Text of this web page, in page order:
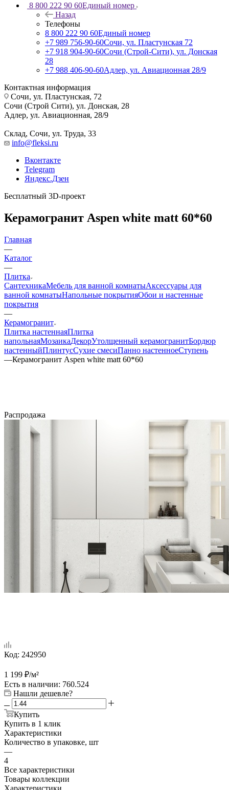
8 800 222 90 60Единый номер
Назад
Телефоны
8 800 222 90 60Единый номер
+7 989 756-90-60Сочи, ул. Пластунская 72
+7 918 904-90-60Сочи (Строй-Сити), ул. Донская
28
+7 988 406-90-60Адлер, ул. Авиационная 28/9
Контактная информация
Сочи, ул. Пластунская, 72
Сочи (Строй Сити), ул. Донская, 28
Адлер, ул. Авиационная, 28/9
Склад, Сочи, ул. Труда, 33
info@fleksi.ru
Вконтакте
Telegram
Яндекс.Дзен
Бесплатный 3D-проект
Керамогранит Aspen white matt 60*60
Главная
—
Каталог
—
Плитка
СантехникаМебель для ванной комнатыАксессуары для
ванной комнатыНапольные покрытияОбои и настенные
покрытия
—
Керамогранит
Плитка настеннаяПлитка
напольнаяМозаикаДекорУтолщенный керамогранитБордюр
настенныйПлинтусСухие смесиПанно настенноеСтупень
—Керамогранит Aspen white matt 60*60
Распродажа
Код: 242950
1 199 ₽/м²
Есть в наличии: 760.524
Нашли дешевле?
Купить
Купить в 1 клик
Характеристики
Количество в упаковке, шт
—
4
Все характеристики
Товары коллекции
Характеристики